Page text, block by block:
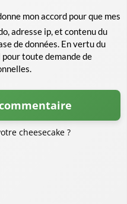
mon accord pour que mes
adresse ip, et contenu du
de données. En vertu du
toute demande de
cheesecake ?